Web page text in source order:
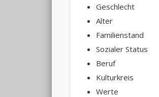
Geschlecht
Alter
Familienstand
Sozialer Status
Beruf
Kulturkreis
Werte